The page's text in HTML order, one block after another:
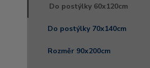
Do postýlky 60x120cm
Do postýlky 70x140cm
Rozměr 90x200cm